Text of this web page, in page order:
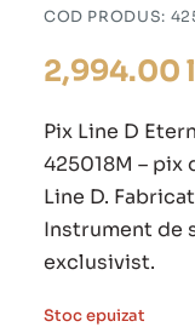
COD PRODUS:
2,994.00
Pix Line D
425018M – pix
Line D.
Instrument de
exclusivist.
Stoc epuizat